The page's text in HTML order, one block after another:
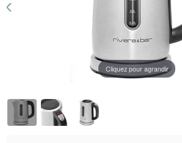
Cliquez pour agrandir